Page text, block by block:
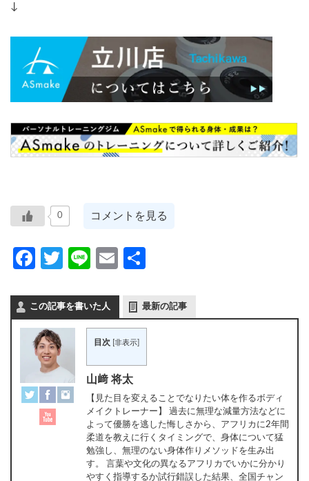
↓
0 コメントを見る
Facebook
Twitter
LineEmail
この記事を書いた人 最新の記事
目次 非表示
山﨑 将太
【見た目を変えることでなりたい体を作るボディ
メイクトレーナー】 過去に無理な減量方法などに
よって優勝を逃した悔しさから、アフリカに2年間
柔道を教えに行くタイミングで、身体について猛
勉強し、無理のない身体作りメソッドを生み出
す。 言葉や文化の異なるアフリカでいかに分かり
やすく指導するか試行錯誤した結果、全国チャン